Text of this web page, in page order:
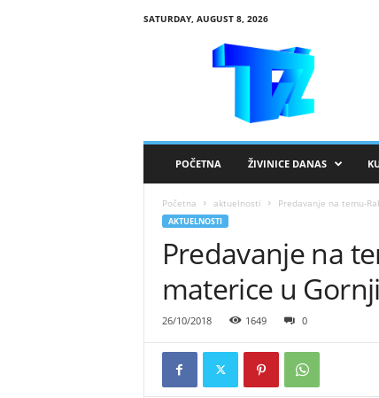
SATURDAY, AUGUST 8, 2026
POČETNA ŽIVINICE DANAS
Početna aktuelnosti Predavanje na temu-
AKTUELNOSTI
Predavanje na
materice u
26/10/2018 1649 0